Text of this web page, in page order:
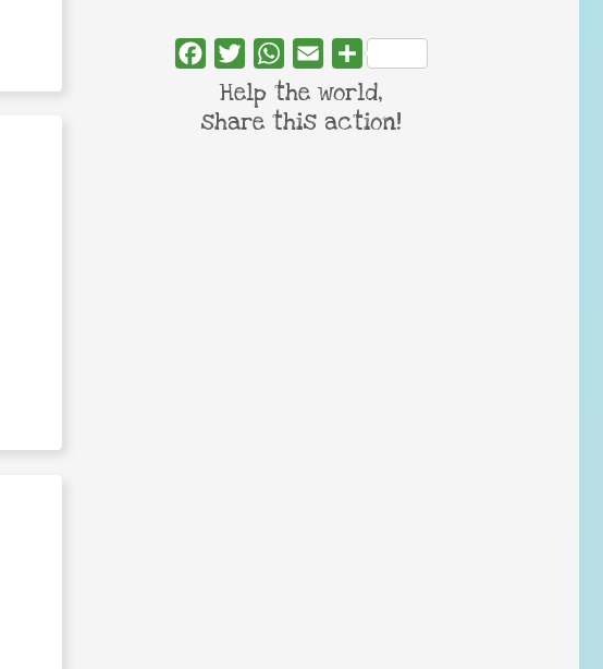
FacebookTwitterWhatsApp
Email Share
Help the world,
share this action!